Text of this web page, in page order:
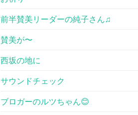
前半賛美リーダーの純子さん♫
賛美が〜
西坂の地に
サウンドチェック
ブロガーのルツちゃん😊